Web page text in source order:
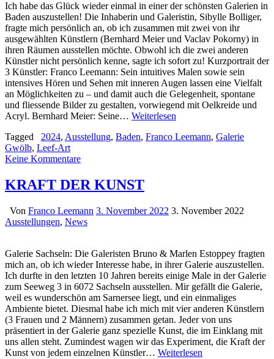
Ich habe das Glück wieder einmal in einer der schönsten Galerien in
Baden auszustellen! Die Inhaberin und Galeristin, Sibylle Bolliger,
fragte mich persönlich an, ob ich zusammen mit zwei von ihr
ausgewählten Künstlern (Bernhard Meier und Vaclav Pokorny) in
ihren Räumen ausstellen möchte. Obwohl ich die zwei anderen
Künstler nicht persönlich kenne, sagte ich sofort zu! Kurzportrait der
3 Künstler: Franco Leemann: Sein intuitives Malen sowie sein
intensives Hören und Sehen mit inneren Augen lassen eine Vielfalt
an Möglichkeiten zu – und damit auch die Gelegenheit, spontane
und fliessende Bilder zu gestalten, vorwiegend mit Oelkreide und
Acryl. Bernhard Meier: Seine… Weiterlesen
Tagged
2024, Ausstellung, Baden, Franco Leemann, Galerie
Gwölb, Leef-Art
Keine Kommentare
KRAFT DER KUNST
Von Franco Leemann 3. November 2022 3. November 2022
Ausstellungen, News
Galerie Sachseln: Die Galeristen Bruno & Marlen Estoppey fragten
mich an, ob ich wieder Interesse habe, in ihrer Galerie auszustellen.
Ich durfte in den letzten 10 Jahren bereits einige Male in der Galerie
zum Seeweg 3 in 6072 Sachseln ausstellen. Mir gefällt die Galerie,
weil es wunderschön am Sarnersee liegt, und ein einmaliges
Ambiente bietet. Diesmal habe ich mich mit vier anderen Künstlern
(3 Frauen und 2 Männern) zusammen getan. Jeder von uns
präsentiert in der Galerie ganz spezielle Kunst, die im Einklang mit
uns allen steht. Zumindest wagen wir das Experiment, die Kraft der
Kunst von jedem einzelnen Künstler… Weiterlesen